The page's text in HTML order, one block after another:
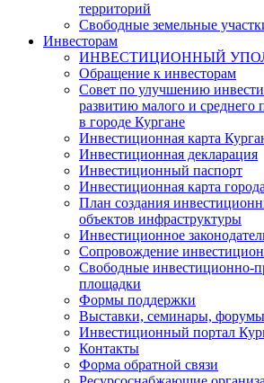
территорий
Свободные земельные
Инвесторам
ИНВЕСТИЦИОННЫЙ
Обращение к инвесторам
Совет по улучшению
развитию малого и среднего
в городе Кургане
Инвестиционная карта
Инвестиционная декларация
Инвестиционный паспорт
Инвестиционная карта
План создания
объектов инфраструктуры
Инвестиционное
Сопровождение
Свободные инвестиционно-
площадки
Формы поддержки
Выставки, семинары, форумы
Инвестиционный портал
Контакты
Форма обратной связи